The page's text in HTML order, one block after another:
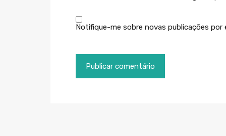
Notifique-me sobre novas publicações por